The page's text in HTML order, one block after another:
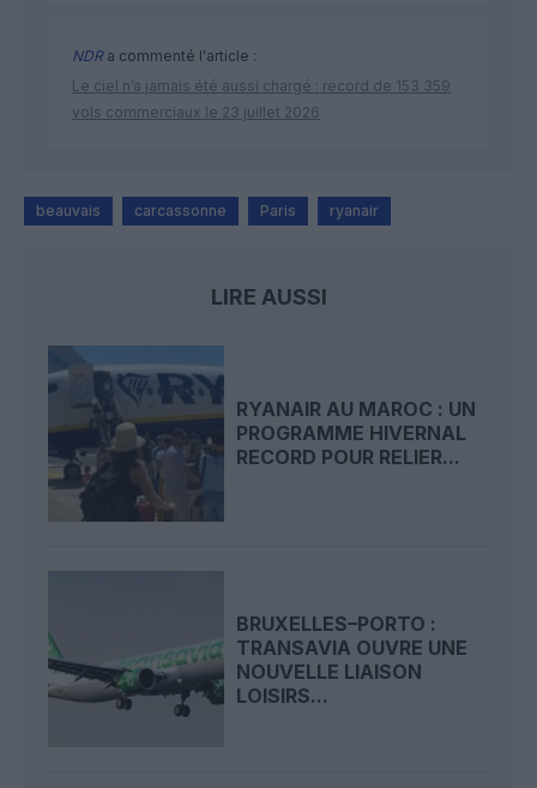
NDRa commenté l'article :
Le ciel n’a jamais été aussi chargé : record de 153 359
vols commerciaux le 23 juillet 2026
beauvais carcassonne Paris ryanair
LIRE AUSSI
RYANAIR AU MAROC : UN
PROGRAMME HIVERNAL
RECORD POUR RELIER...
BRUXELLES–PORTO :
TRANSAVIA OUVRE UNE
NOUVELLE LIAISON
LOISIRS...